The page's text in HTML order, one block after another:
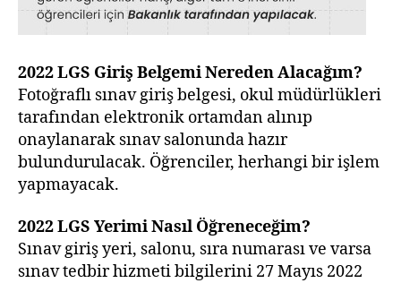
2022 LGS Giriş Belgemi Nereden Alacağım?
Fotoğraflı sınav giriş belgesi, okul müdürlükleri
tarafından elektronik ortamdan alınıp
onaylanarak sınav salonunda hazır
bulundurulacak. Öğrenciler, herhangi bir işlem
yapmayacak.
2022 LGS Yerimi Nasıl Öğreneceğim?
Sınav giriş yeri, salonu, sıra numarası ve varsa
sınav tedbir hizmeti bilgilerini 27 Mayıs 2022